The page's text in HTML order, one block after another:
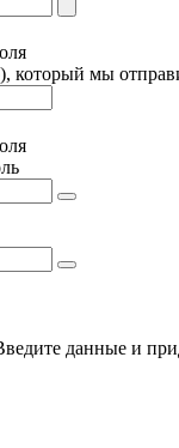
который мы
данные и